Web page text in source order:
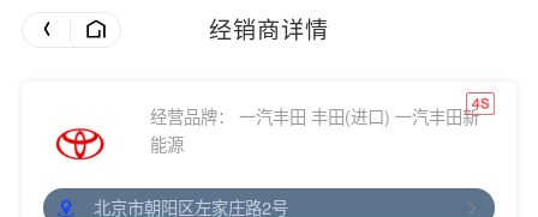
经销商详情
经营品牌： 一汽丰田 丰田(进口) 一汽丰田新
能源
北京市朝阳区左家庄路2号